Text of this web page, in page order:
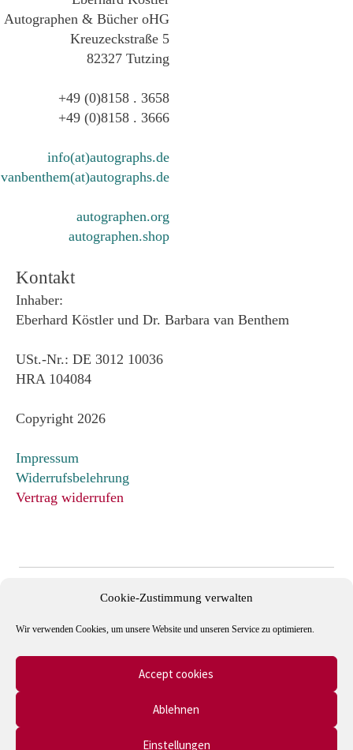
Cookie-Zustimmung verwalten
Wir verwenden Cookies, um unsere Website und unseren Service zu optimieren.
Accept cookies
Ablehnen
Einstellungen
Autographen & Bücher oHG
Kreuzeckstraße 5
82327 Tutzing
+49 (0)8158 . 3658
+49 (0)8158 . 3666
info(at)autographs.de
vanbenthem(at)autographs.de
autographen.org
autographen.shop
Kontakt
Inhaber:
Eberhard Köstler und Dr. Barbara van Benthem
USt.-Nr.: DE 3012 10036
HRA 104084
Copyright 2026
Impressum
Widerrufsbelehrung
Vertrag widerrufen
Mitglied im Verband Deutscher Antiquare e.V. und in der
International League of Antiquarian Booksellers (ILAB).